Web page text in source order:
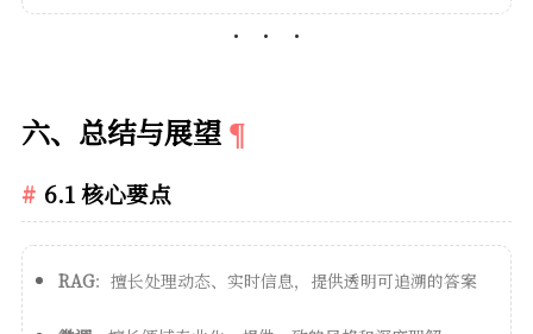
六、总结与展望
6.1 核心要点
RAG：擅长处理动态、实时信息，提供透明可追溯的答案